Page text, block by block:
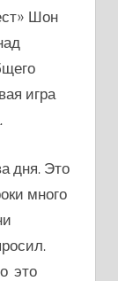
Шон
игра
дня. Это
много
это